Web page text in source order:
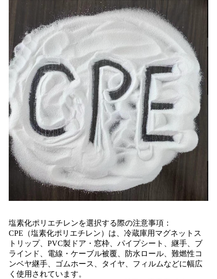
塩素化ポリエチレンを選択する際の注意事項：
CPE（塩素化ポリエチレン）は、冷蔵庫用マグネットス
トリップ、PVC製ドア・窓枠、パイプシート、継手、ブ
ラインド、電線・ケーブル被覆、防水ロール、難燃性コ
ンベヤ継手、ゴムホース、タイヤ、フィルムなどに幅広
く使用されています。